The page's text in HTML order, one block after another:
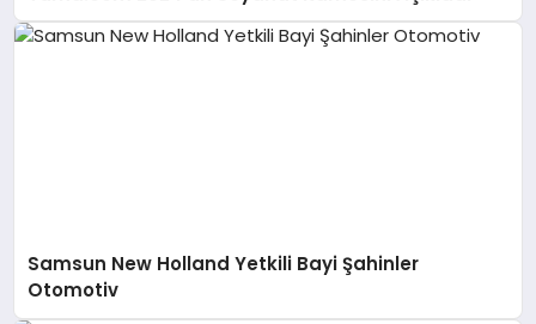
Samsun New Holland Yetkili Bayi Şahinler
Otomotiv